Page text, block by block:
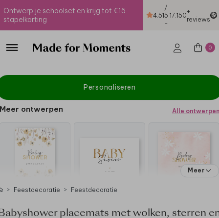
Ontwerp je schoolset en krijg tot €15
stapelkorting
4.51
/
5
-
17.150+
reviews
0
Personaliseren
Meer ontwerpen Alle ontwerpen
Meer
Feestdecoratie Feestdecoratie
placemats met wolken, sterren